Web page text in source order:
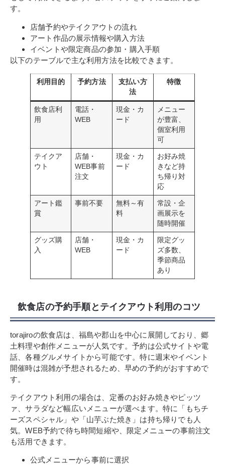
す。
店舗予約やテイクアウトの流れ
アート作品の展示情報や購入方法
イベントや限定商品の参加・購入手順
以下のテーブルで主な利用方法を比較できます。
利用目的 予約方法
支払い方
法
特徴
飲食店利
用
電話・
WEB
現金・カ
ード
メニュー
が豊富、
個室利用
可
テイクア
ウト
店舗・
WEB事前
注文
現金・カ
ード
お好み焼
きなど持
ち帰り対
応
アート鑑
賞
事前不要
無料～有
料
常設・企
画展示を
随時開催
グッズ購
入
店舗・
WEB
現金・カ
ード
限定グッ
ズ多数、
季節商品
あり
飲食店の予約手順とテイクアウト利用のコツ
torajiroの飲食店は、福島や郡山を中心に展開しており、郷
土料理や創作メニューが人気です。予約は公式サイトや電
話、各種グルメサイトから可能です。特に週末やイベント
開催時は混雑が予想されるため、早めの予約がおすすめで
す。
テイクアウト利用の場合は、定番のお好み焼きやピッツ
ァ、サラダなど幅広いメニューが選べます。特に「もちチ
ーズスペシャル」や「山芋ぶた焼き」は持ち帰りでも人
気。WEB予約で待ち時間短縮や、限定メニューの事前注文
も活用できます。
公式メニューから事前に選択